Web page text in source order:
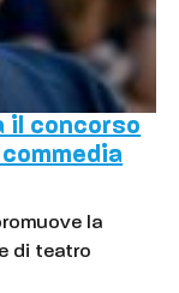
il concorso
la
di teatro